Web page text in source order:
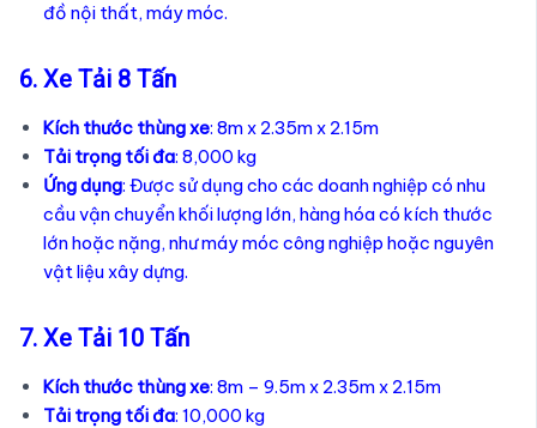
đồ nội thất, máy móc.
6. Xe Tải 8 Tấn
Kích thước thùng xe: 8m x 2.35m x 2.15m
Tải trọng tối đa: 8,000 kg
Ứng dụng: Được sử dụng cho các doanh nghiệp có nhu
cầu vận chuyển khối lượng lớn, hàng hóa có kích thước
lớn hoặc nặng, như máy móc công nghiệp hoặc nguyên
vật liệu xây dựng.
7. Xe Tải 10 Tấn
Kích thước thùng xe: 8m – 9.5m x 2.35m x 2.15m
Tải trọng tối đa: 10,000 kg